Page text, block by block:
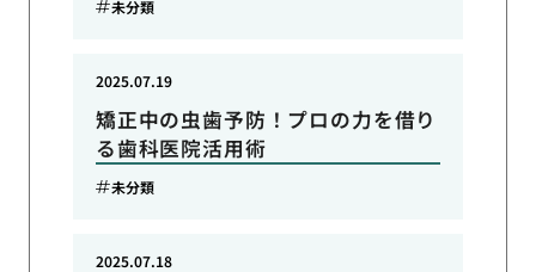
未分類
矯正中の虫歯予防！プロの力を借り
る歯科医院活用術
2025.07.19
未分類
2025.07.18